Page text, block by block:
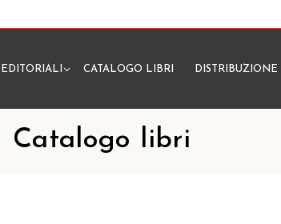
CATALOGO LIBRI DISTRIBUZIONE
Catalogo libri